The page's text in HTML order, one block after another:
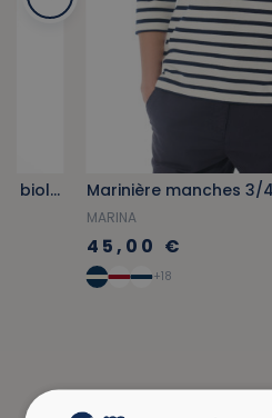
Polo à manches courtes en coton biologique bleu provençal Marinière manches 3/
MARINA
45,00 €
+18